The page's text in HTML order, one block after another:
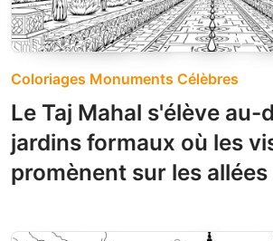
Coloriages Monuments Célèbres
Le Taj Mahal s'élève au-
jardins formaux où les
promènent sur les